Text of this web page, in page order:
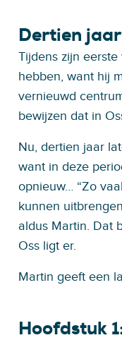
Dertien
Tijdens zijn
hebben, want hij
vernieuwd
bewijzen dat in
Nu, dertien jaar
want in deze
opnieuw… “Zo
kunnen
aldus Martin. Dat
Oss ligt er.
Martin geeft een
Hoofdstuk